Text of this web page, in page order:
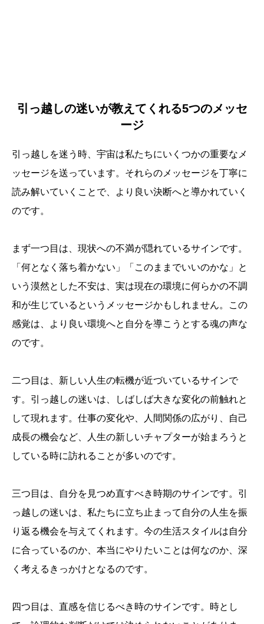
引っ越しの迷いが教えてくれる5つのメッセ
ージ
引っ越しを迷う時、宇宙は私たちにいくつかの重要なメ
ッセージを送っています。それらのメッセージを丁寧に
読み解いていくことで、より良い決断へと導かれていく
のです。
まず一つ目は、現状への不満が隠れているサインです。
「何となく落ち着かない」「このままでいいのかな」と
いう漠然とした不安は、実は現在の環境に何らかの不調
和が生じているというメッセージかもしれません。この
感覚は、より良い環境へと自分を導こうとする魂の声な
のです。
二つ目は、新しい人生の転機が近づいているサインで
す。引っ越しの迷いは、しばしば大きな変化の前触れと
して現れます。仕事の変化や、人間関係の広がり、自己
成長の機会など、人生の新しいチャプターが始まろうと
している時に訪れることが多いのです。
三つ目は、自分を見つめ直すべき時期のサインです。引
っ越しの迷いは、私たちに立ち止まって自分の人生を振
り返る機会を与えてくれます。今の生活スタイルは自分
に合っているのか、本当にやりたいことは何なのか、深
く考えるきっかけとなるのです。
四つ目は、直感を信じるべき時のサインです。時とし